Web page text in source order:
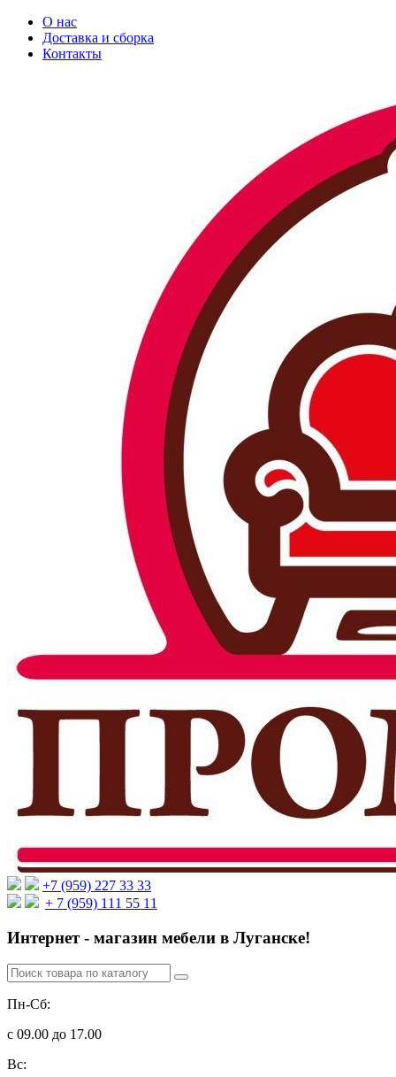
О нас
Доставка и сборка
Контакты
+7 (959) 227 33 33
+ 7 (959) 111 55 11
Интернет - магазин мебели в Луганске!
Пн-Сб:
с 09.00 до 17.00
Вс: